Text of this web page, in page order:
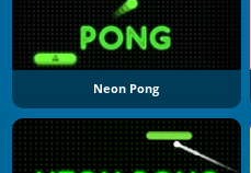
Neon Pong